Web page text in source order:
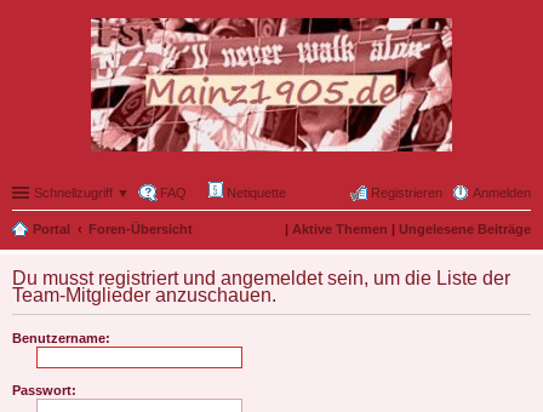
Schnellzugriff ▼ FAQ Netiquette Anmelden
Registrieren
Portal Foren-Übersicht | Aktive Themen | Ungelesene Beiträge
Du musst registriert und angemeldet sein, um die Liste der
Team-Mitglieder anzuschauen.
Benutzername:
Passwort: